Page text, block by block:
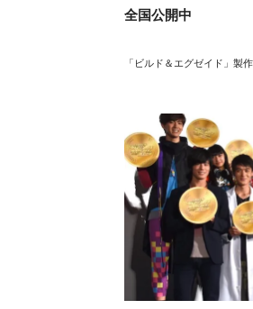
全国公開中
「ビルド＆エグゼイド」製